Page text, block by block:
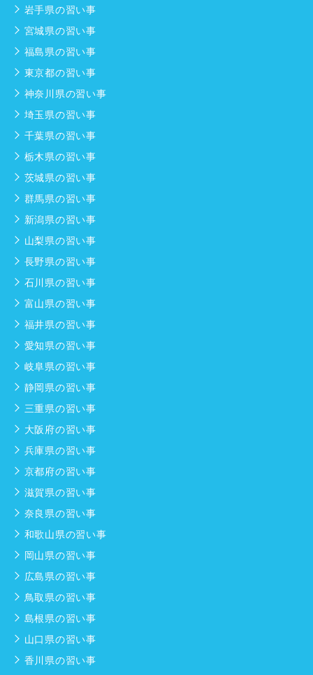
岩手県の習い事
宮城県の習い事
福島県の習い事
東京都の習い事
神奈川県の習い事
埼玉県の習い事
千葉県の習い事
栃木県の習い事
茨城県の習い事
群馬県の習い事
新潟県の習い事
山梨県の習い事
長野県の習い事
石川県の習い事
富山県の習い事
福井県の習い事
愛知県の習い事
岐阜県の習い事
静岡県の習い事
三重県の習い事
大阪府の習い事
兵庫県の習い事
京都府の習い事
滋賀県の習い事
奈良県の習い事
和歌山県の習い事
岡山県の習い事
広島県の習い事
鳥取県の習い事
島根県の習い事
山口県の習い事
香川県の習い事